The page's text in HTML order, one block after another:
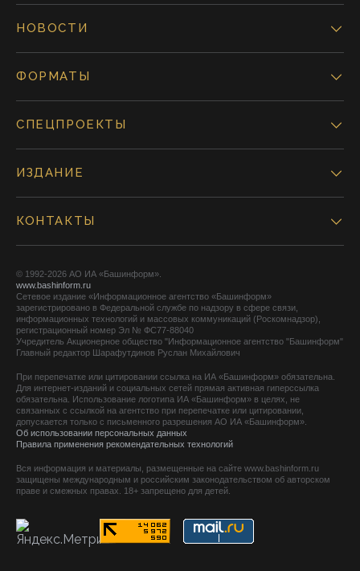
НОВОСТИ
ФОРМАТЫ
СПЕЦПРОЕКТЫ
ИЗДАНИЕ
КОНТАКТЫ
© 1992-2026 АО ИА «Башинформ».
www.bashinform.ru
Сетевое издание «Информационное агентство «Башинформ»
зарегистрировано в Федеральной службе по надзору в сфере связи,
информационных технологий и массовых коммуникаций (Роскомнадзор),
регистрационный номер Эл № ФС77-88040
Учредитель Акционерное общество "Информационное агентство "Башинформ"
Главный редактор Шарафутдинов Руслан Михайлович
При перепечатке или цитировании ссылка на ИА «Башинформ» обязательна.
Для интернет-изданий и социальных сетей прямая активная гиперссылка
обязательна. Использование логотипа ИА «Башинформ» в целях, не
связанных с ссылкой на агентство при перепечатке или цитировании,
допускается только с письменного разрешения АО ИА «Башинформ».
Об использовании персональных данных
Правила применения рекомендательных технологий
Вся информация и материалы, размещенные на сайте www.bashinform.ru
защищены международным и российским законодательством об авторском
праве и смежных правах. 18+ запрещено для детей.